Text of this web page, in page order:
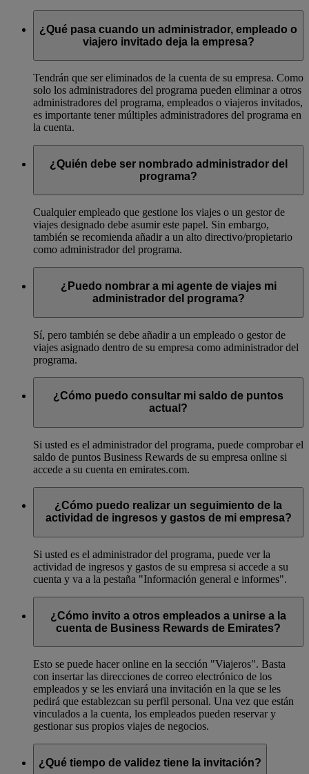
¿Qué pasa cuando un administrador, empleado o
viajero invitado deja la empresa?
Tendrán que ser eliminados de la cuenta de su empresa. Como
solo los administradores del programa pueden eliminar a otros
administradores del programa, empleados o viajeros invitados,
es importante tener múltiples administradores del programa en
la cuenta.
¿Quién debe ser nombrado administrador del
programa?
Cualquier empleado que gestione los viajes o un gestor de
viajes designado debe asumir este papel. Sin embargo,
también se recomienda añadir a un alto directivo/propietario
como administrador del programa.
¿Puedo nombrar a mi agente de viajes mi
administrador del programa?
Sí, pero también se debe añadir a un empleado o gestor de
viajes asignado dentro de su empresa como administrador del
programa.
¿Cómo puedo consultar mi saldo de puntos
actual?
Si usted es el administrador del programa, puede comprobar el
saldo de puntos Business Rewards de su empresa online si
accede a su cuenta en emirates.com.
¿Cómo puedo realizar un seguimiento de la
actividad de ingresos y gastos de mi empresa?
Si usted es el administrador del programa, puede ver la
actividad de ingresos y gastos de su empresa si accede a su
cuenta y va a la pestaña "Información general e informes".
¿Cómo invito a otros empleados a unirse a la
cuenta de Business Rewards de Emirates?
Esto se puede hacer online en la sección "Viajeros". Basta
con insertar las direcciones de correo electrónico de los
empleados y se les enviará una invitación en la que se les
pedirá que establezcan su perfil personal. Una vez que están
vinculados a la cuenta, los empleados pueden reservar y
gestionar sus propios viajes de negocios.
¿Qué tiempo de validez tiene la invitación?